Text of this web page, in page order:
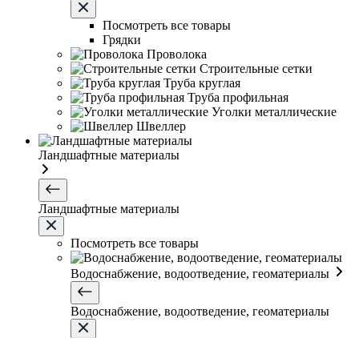
Посмотреть все товары
Грядки
Проволока
Строительные сетки
Труба круглая
Труба профильная
Уголки металлические
Швеллер
Ландшафтные материалы
Ландшафтные материалы
Посмотреть все товары
Водоснабжение, водоотведение, геоматериалы
Водоснабжение, водоотведение, геоматериалы